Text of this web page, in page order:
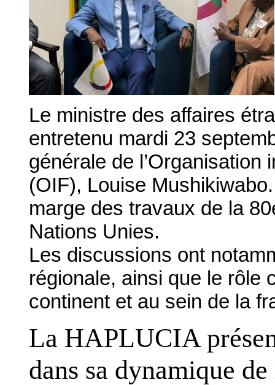
Le ministre des affaires
entretenu mardi 23
générale de
(OIF), Louise
marge des travaux de la
Nations Unies.
Les discussions ont
régionale, ainsi que le rôle
continent et au sein de la
La HAPLUCIA
dans sa dynamique